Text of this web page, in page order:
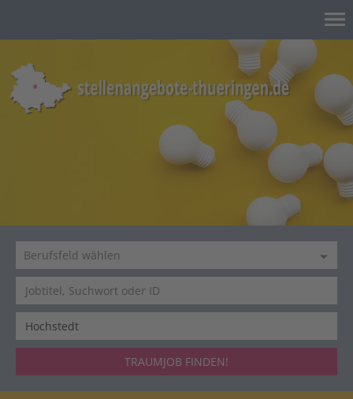
TRAUMJOB FINDEN!